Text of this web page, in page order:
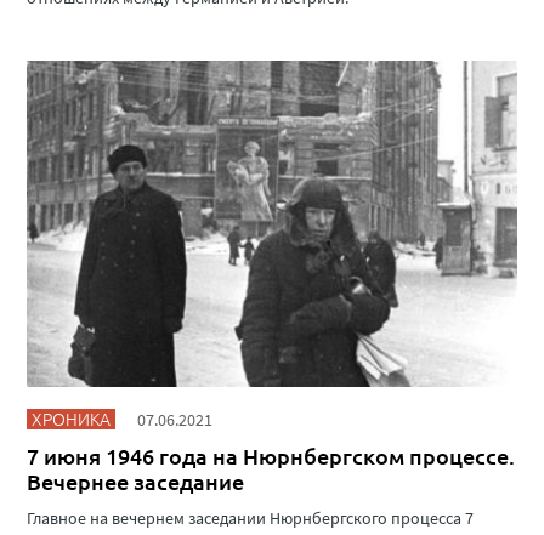
ХРОНИКА 07.06.2021
7 июня 1946 года на Нюрнбергском процессе.
Вечернее заседание
Главное на вечернем заседании Нюрнбергского процесса 7